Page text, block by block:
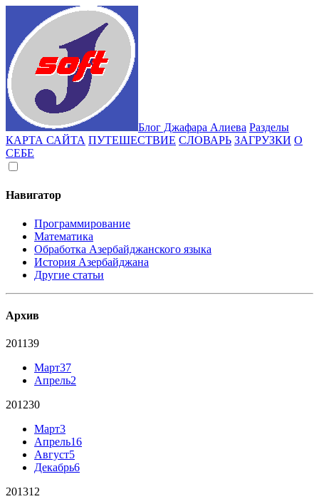
Блог Джафара Алиева Разделы
КАРТА САЙТА ПУТЕШЕСТВИЕ СЛОВАРЬ ЗАГРУЗКИ О
СЕБЕ
Навигатор
Программирование
Математика
Обработка Азербайджанского языка
История Азербайджана
Другие статьи
Архив
201139
Март37
Апрель2
201230
Март3
Апрель16
Август5
Декабрь6
201312